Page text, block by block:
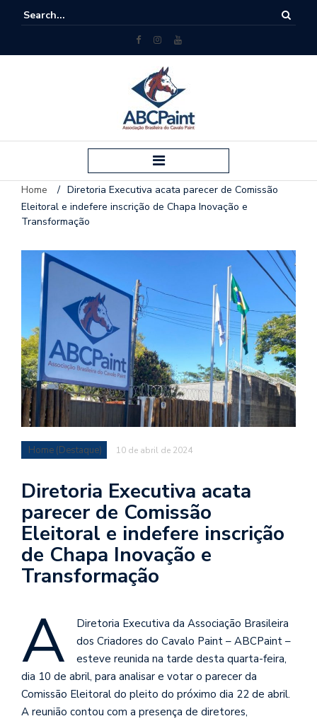
Home / Diretoria Executiva acata parecer de Comissão
Eleitoral e indefere inscrição de Chapa Inovação e
Transformação
Home (Destaque) 10 de abril de 2024
Diretoria Executiva acata
parecer de Comissão
Eleitoral e indefere inscrição
de Chapa Inovação e
Transformação
A
Diretoria Executiva da Associação Brasileira
dos Criadores do Cavalo Paint – ABCPaint –
esteve reunida na tarde desta quarta-feira,
dia 10 de abril, para analisar e votar o parecer da
Comissão Eleitoral do pleito do próximo dia 22 de abril.
A reunião contou com a presença de diretores,